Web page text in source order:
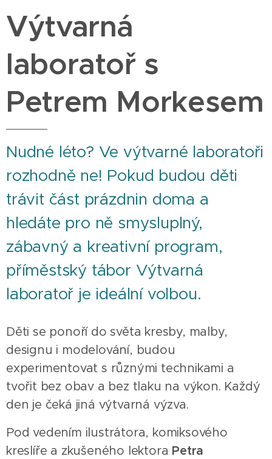
Výtvarná
laboratoř s
Petrem Morkesem
Nudné léto? Ve výtvarné laboratoři
rozhodně ne! Pokud budou děti
trávit část prázdnin doma a
hledáte pro ně smysluplný,
zábavný a kreativní program,
příměstský tábor Výtvarná
laboratoř je ideální volbou.
Děti se ponoří do světa kresby, malby,
designu i modelování, budou
experimentovat s různými technikami a
tvořit bez obav a bez tlaku na výkon. Každý
den je čeká jiná výtvarná výzva.
Pod vedením ilustrátora, komiksového
kreslíře a zkušeného lektora Petra